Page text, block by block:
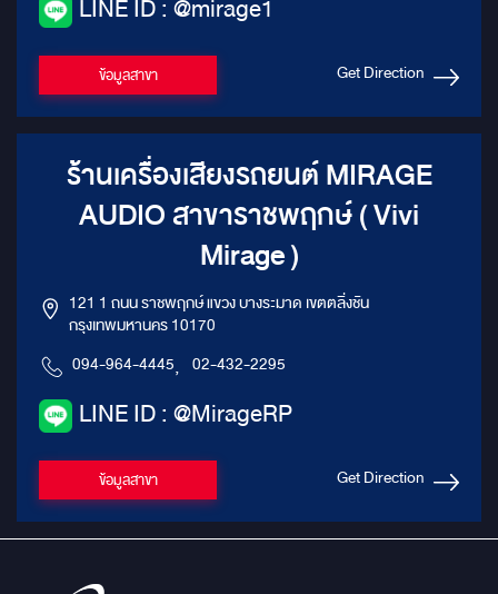
LINE ID : @mirage1
ข้อมูลสาขา Get Direction
ร้านเครื่องเสียงรถยนต์ MIRAGE
AUDIO สาขาราชพฤกษ์ ( Vivi
Mirage )
121 1 ถนน ราชพฤกษ์ แขวง บางระมาด เขตตลิ่งชัน
กรุงเทพมหานคร 10170
094-964-4445, 02-432-2295
LINE ID : @MirageRP
ข้อมูลสาขา Get Direction